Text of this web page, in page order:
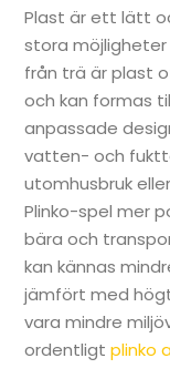
Plast är ett lätt
stora möjligheter
från trä är plast
och kan formas
anpassade
vatten- och
utomhusbruk
Plinko-spel mer
bära och
kan kännas
jämfört med
vara mindre
ordentligtplinko